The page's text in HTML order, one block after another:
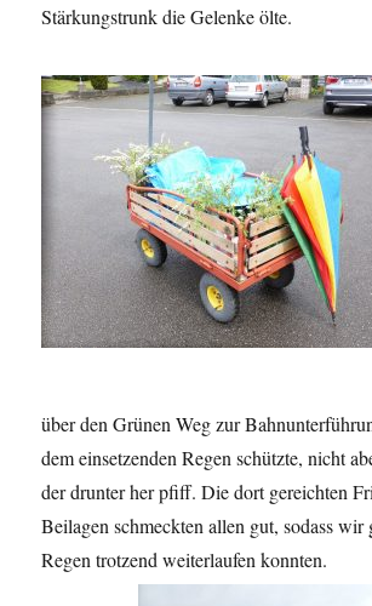
Stärkungstrunk die Gelenke ölte.
über den Grünen Weg zur
dem einsetzenden Regen schützte, nicht
der drunter her pfiff. Die dort gereichten
Beilagen schmeckten allen gut, sodass wir
Regen trotzend weiterlaufen konnten.